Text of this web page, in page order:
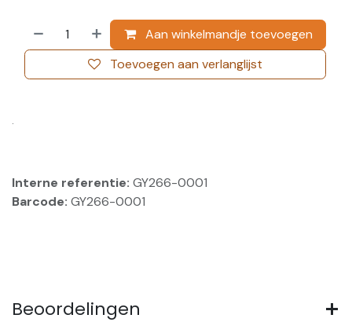
Aan winkelmandje toevoegen
Toevoegen aan verlanglijst
.
Interne referentie: GY266-0001
Barcode: GY266-0001
Beoordelingen